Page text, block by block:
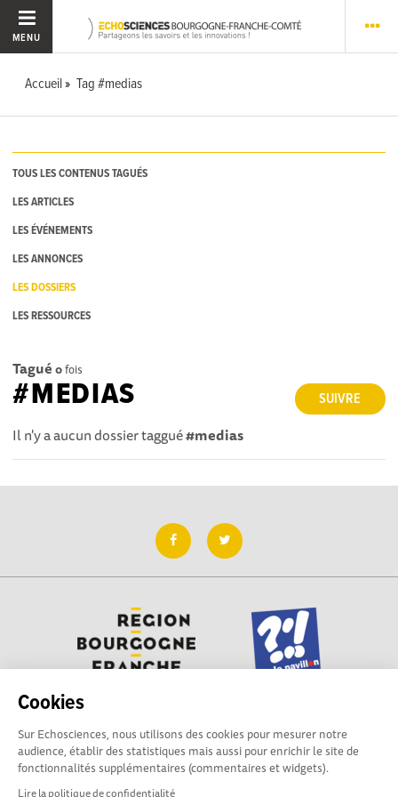
Cookies
Sur Echosciences, nous utilisons des cookies pour mesurer notre
audience, établir des statistiques mais aussi pour enrichir le site de
fonctionnalités supplémentaires (commentaires et widgets).
Lire la politique de confidentialité
MENU
Accueil Tag #medias
TOUS LES CONTENUS TAGUÉS
LES ARTICLES
LES ÉVÉNEMENTS
LES ANNONCES
LES DOSSIERS
LES RESSOURCES
Tagué 0fois
SUIVRE
#MEDIAS
Il n'y a aucun dossier taggué#medias
Besoin d'aide pour utiliser Echosciences ? Écrivez vos
questions aux administrateurs de la plateforme
contact@pavillon-sciences.com